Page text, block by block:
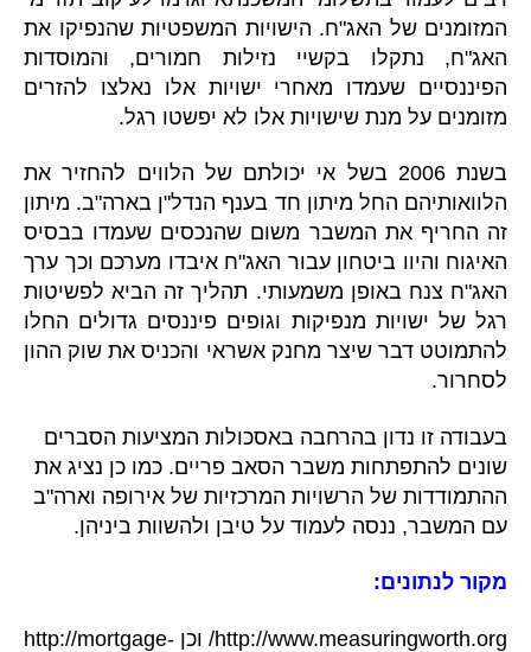
המזומנים של האג"ח. הישויות המשפטיות שהנפיקו את
האג"ח, נתקלו בקשיי נזילות חמורים, והמוסדות
הפיננסיים שעמדו מאחרי ישויות אלו נאלצו להזרים
מזומנים על מנת שישויות אלו לא יפשטו רגל.
בשנת 2006 בשל אי יכולתם של הלווים להחזיר את
הלוואותיהם החל מיתון חד בענף הנדל"ן בארה"ב. מיתון
זה החריף את המשבר משום שהנכסים שעמדו בבסיס
האיגוח והיוו ביטחון עבור האג"ח איבדו מערכם וכך ערך
האג"ח צנח באופן משמעותי. תהליך זה הביא לפשיטות
רגל של ישויות מנפיקות וגופים פיננסים גדולים החלו
להתמוטט דבר שיצר מחנק אשראי והכניס את שוק ההון
לסחרור.
בעבודה זו נדון בהרחבה באסכולות המציעות הסברים
שונים להתפתחות משבר הסאב פריים. כמו כן נציג את
ההתמודדות של הרשויות המרכזיות של אירופה וארה"ב
עם המשבר, ננסה לעמוד על טיבן ולהשוות ביניהן.
מקור לנתונים:
http://www.measuringworth.org/ וכן http://mortgage-